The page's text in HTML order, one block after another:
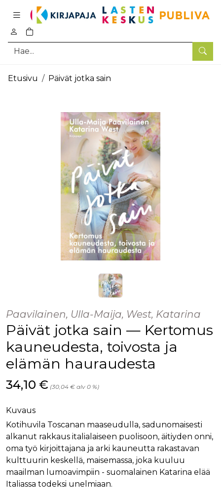
Hae
0
tuotetta ostoskorissa
Pääsisältö
Etusivu Päivät jotka sain
Paavilainen, Ulla-Maija, West, Katarina
Päivät jotka sain — Kertomus
kauneudesta, toivosta ja
elämän hauraudesta
Hinta nyt
34,10 € (30,04 € alv 0 %)
Kuvaus
Kotihuvila Toscanan maaseudulla, sadunomaisesti
alkanut rakkaus italialaiseen puolisoon, äitiyden onni,
oma työ kirjoittajana ja arki kauneutta rakastavan
kulttuurin keskellä, maisemassa, joka kuuluu
maailman lumoavimpiin - suomalainen Katarina elää
Italiassa todeksi unelmiaan.